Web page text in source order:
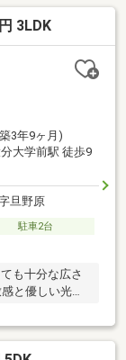
ズの軽量鉄骨
、すべてが６
か所の為、夜
使えなくなっ
ーデニング、
3LDK
3年9ヶ月)
大学前駅 徒歩9
旦野原
駐車2台
も十分な広さ
と優しい光が
をさりげなく仕
分■大分市立鴛